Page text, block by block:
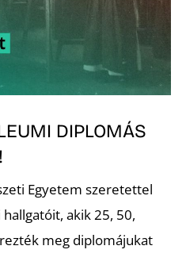
DIPLOMÁS
Egyetem szeretettel
akik 25, 50,
meg diplomájukat